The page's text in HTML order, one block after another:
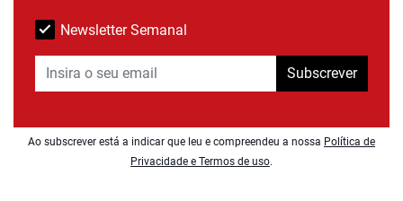
Newsletter Semanal
Subscrever
Ao subscrever está a indicar que leu e compreendeu a nossa Política de
Privacidade e Termos de uso.